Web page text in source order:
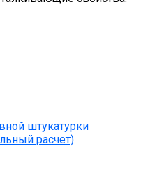
штукатурки
расчет)